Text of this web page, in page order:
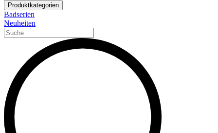
Produktkategorien
Badserien
Neuheiten